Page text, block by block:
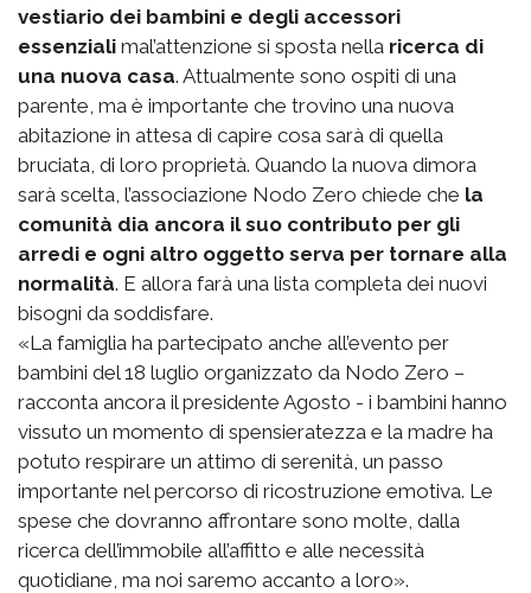
vestiario dei bambini e degli accessori
essenziali mal’attenzione si sposta nella ricerca di
una nuova casa. Attualmente sono ospiti di una
parente, ma è importante che trovino una nuova
abitazione in attesa di capire cosa sarà di quella
bruciata, di loro proprietà. Quando la nuova dimora
sarà scelta, l’associazione Nodo Zero chiede che la
comunità dia ancora il suo contributo per gli
arredi e ogni altro oggetto serva per tornare alla
normalità. E allora farà una lista completa dei nuovi
bisogni da soddisfare.
«La famiglia ha partecipato anche all’evento per
bambini del 18 luglio organizzato da Nodo Zero –
racconta ancora il presidente Agosto - i bambini hanno
vissuto un momento di spensieratezza e la madre ha
potuto respirare un attimo di serenità, un passo
importante nel percorso di ricostruzione emotiva. Le
spese che dovranno affrontare sono molte, dalla
ricerca dell’immobile all’affitto e alle necessità
quotidiane, ma noi saremo accanto a loro».